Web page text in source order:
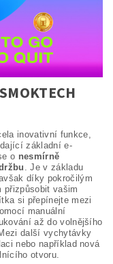
inovativní funkce,
základní e-
o nesmírně
. Je v základu
díky pokročilým
vašim
si přepínejte mezi
manuální
až do volnějšího
další vychytávky
nebo například nová
otvoru.